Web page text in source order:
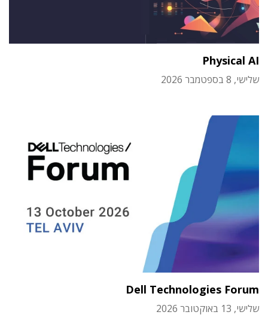
Physical AI
שלישי, 8 בספטמבר 2026
Dell Technologies Forum
שלישי, 13 באוקטובר 2026